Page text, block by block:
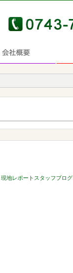
現地レポートスタッフブログ